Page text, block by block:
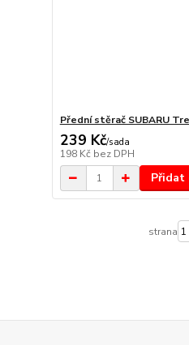
Přední stěrač SUBARU
239 Kč/sada
198 Kč bez DPH
Přidat
strana